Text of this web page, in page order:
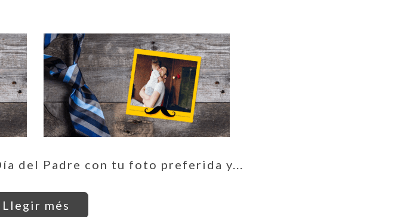
del Padre con tu foto preferida y...
Llegir més